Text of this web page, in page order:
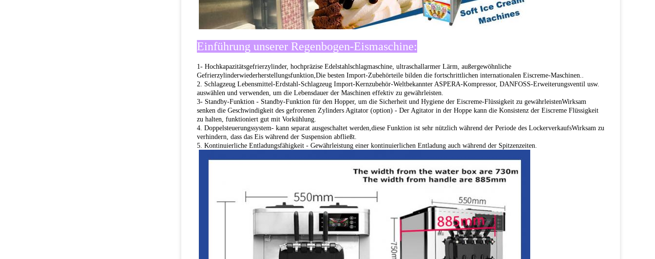
Einführung unserer Regenbogen-Eismaschine:
1- Hochkapazitätsgefrierzylinder, hochpräzise Edelstahlschlagmaschine, ultraschallarmer Lärm, außergewöhnliche
Gefrierzylinderwiederherstellungsfunktion,Die besten Import-Zubehörteile bilden die fortschrittlichen internationalen Eiscreme-Maschinen..
2. Schlagzeug Lebensmittel-Erdstahl-Schlagzeug Import-Kernzubehör-Weltbekannter ASPERA-Kompressor, DANFOSS-Erweiterungsventil usw.
auswählen und verwenden, um die Lebensdauer der Maschinen effektiv zu gewährleisten.
3- Standby-Funktion - Standby-Funktion für den Hopper, um die Sicherheit und Hygiene der Eiscreme-Flüssigkeit zu gewährleistenWirksam
senken die Geschwindigkeit des gefrorenen Zylinders Agitator (option) - Der Agitator in der Hoppe kann die Konsistenz der Eiscreme Flüssigkeit
zu halten, funktioniert gut mit Vorkühlung.
4. Doppelsteuerungssystem- kann separat ausgeschaltet werden,diese Funktion ist sehr nützlich während der Periode des LockerverkaufsWirksam zu
verhindern, dass das Eis während der Suspension abfließt.
5. Kontinuierliche Entladungsfähigkeit - Gewährleistung einer kontinuierlichen Entladung auch während der Spitzenzeiten.